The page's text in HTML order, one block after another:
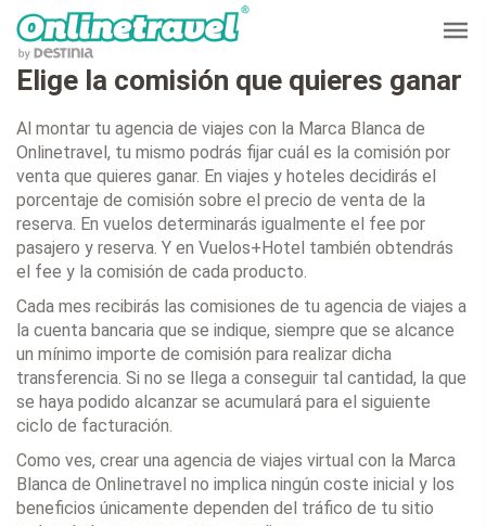
Elige la comisión que quieres ganar
Al montar tu agencia de viajes con la Marca Blanca de
Onlinetravel, tu mismo podrás fijar cuál es la comisión por
venta que quieres ganar. En viajes y hoteles decidirás el
porcentaje de comisión sobre el precio de venta de la
reserva. En vuelos determinarás igualmente el fee por
pasajero y reserva. Y en Vuelos+Hotel también obtendrás
el fee y la comisión de cada producto.
Cada mes recibirás las comisiones de tu agencia de viajes a
la cuenta bancaria que se indique, siempre que se alcance
un mínimo importe de comisión para realizar dicha
transferencia. Si no se llega a conseguir tal cantidad, la que
se haya podido alcanzar se acumulará para el siguiente
ciclo de facturación.
Como ves, crear una agencia de viajes virtual con la Marca
Blanca de Onlinetravel no implica ningún coste inicial y los
beneficios únicamente dependen del tráfico de tu sitio